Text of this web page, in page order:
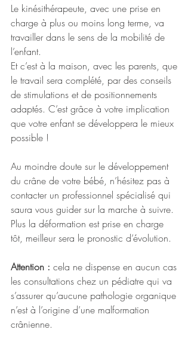
Le kinésithérapeute, avec une prise en
charge à plus ou moins long terme, va
travailler dans le sens de la mobilité de
l’enfant.
Et c’est à la maison, avec les parents, que
le travail sera complété, par des conseils
de stimulations et de positionnements
adaptés. C’est grâce à votre implication
que votre enfant se développera le mieux
possible !
Au moindre doute sur le développement
du crâne de votre bébé, n’hésitez pas à
contacter un professionnel spécialisé qui
saura vous guider sur la marche à suivre.
Plus la déformation est prise en charge
tôt, meilleur sera le pronostic d’évolution.
Attention : cela ne dispense en aucun cas
les consultations chez un pédiatre qui va
s’assurer qu’aucune pathologie organique
n’est à l’origine d’une malformation
crânienne.